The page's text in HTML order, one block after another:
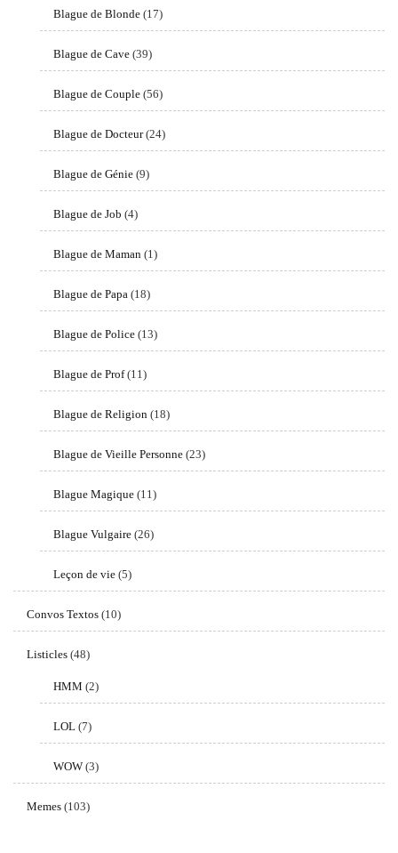
Blague de Blonde (17)
Blague de Cave (39)
Blague de Couple (56)
Blague de Docteur(24)
Blague de Génie (9)
Blague de Job (4)
Blague de Maman (1)
Blague de Papa (18)
Blague de Police (13)
Blague de Prof(11)
Blague de Religion (18)
Blague de Vieille Personne (23)
Blague Magique (11)
Blague Vulgaire (26)
Leçon de vie (5)
Convos Textos (10)
Listicles (48)
HMM (2)
LOL (7)
WOW (3)
Memes (103)